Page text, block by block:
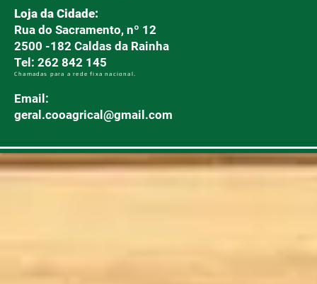
Loja da Cidade:
Rua do Sacramento, nº 12
2500 -182 Caldas da Rainha
Tel: 262 842 145
Chamadas para a rede fixa nacional.
Email:
geral.cooagrical@gmail.com